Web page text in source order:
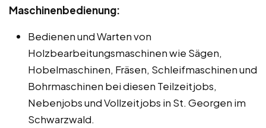
Maschinenbedienung:
Bedienen und Warten von
Holzbearbeitungsmaschinen wie Sägen,
Hobelmaschinen, Fräsen, Schleifmaschinen und
Bohrmaschinen bei diesen Teilzeitjobs,
Nebenjobs und Vollzeitjobs in St. Georgen im
Schwarzwald.